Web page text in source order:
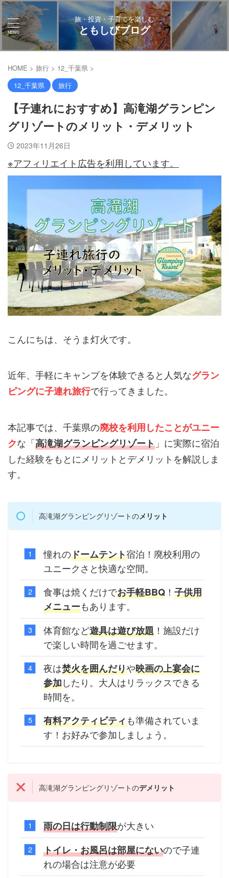
旅・投資・子育てを楽しむ
ともしびブログ
HOME > 旅行 > 12_千葉県 >
12_千葉県
旅行
【子連れにおすすめ】高滝湖グランピン
グリゾートのメリット・デメリット
2023年11月26日
※アフィリエイト広告を利用しています。
こんにちは、そうま灯火です。
近年、手軽にキャンプを体験できると人気なグラン
ピングに子連れ旅行で行ってきました。
本記事では、千葉県の廃校を利用したことがユニー
クな「高滝湖グランピングリゾート 」に実際に宿泊
した経験をもとにメリットとデメリットを解説しま
す。
高滝湖グランピングリゾートのメリット
憧れのドームテント宿泊！廃校利用の
ユニークさと快適な空間。
食事は焼くだけでお手軽BBQ ！ 子供用
メニューもあります。
体育館など遊具は遊び放題 ！施設だけ
で楽しい時間を過ごせます。
夜は焚火を囲んだりや映画の上宴会に
参加したり。大人はリラックスできる
時間を。
有料アクティビティも準備されていま
す！お好みで参加しましょう。
高滝湖グランピングリゾートのデメリット
雨の日は行動制限が大きい
トイレ・お風呂は部屋にないので子連
れの場合は注意が必要